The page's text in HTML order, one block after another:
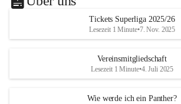
Tickets Superliga 2025/26
Lesezeit 1 Minute•7. Nov. 2025
Vereinsmitgliedschaft
Lesezeit 1 Minute•4. Juli 2025
Wie werde ich ein Panther?